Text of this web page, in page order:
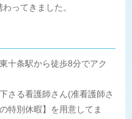
ってきました。
条駅から徒歩8分でアク
さる看護師さん(准看護師さ
特別休暇】を用意してま